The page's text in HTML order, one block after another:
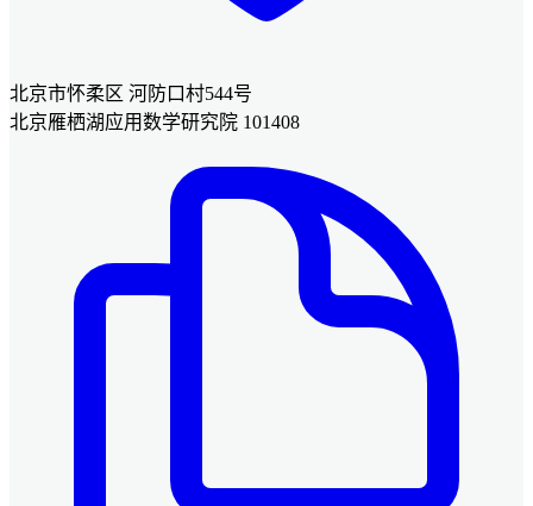
北京市怀柔区 河防口村544号
北京雁栖湖应用数学研究院 101408